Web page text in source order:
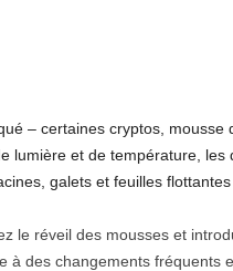
– certaines cryptos,
et de température,
galets et feuilles
le réveil des mousses et
à des changements fréquents